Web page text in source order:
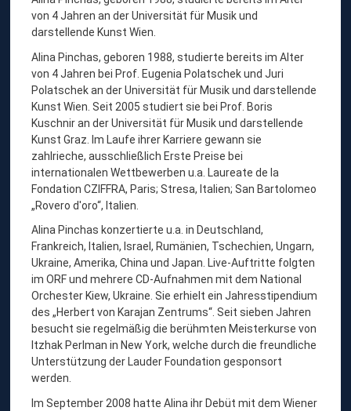
N
A
P
I
N
C
H
A
S
,
V
I
O
L
I
N
E
von 4 Jahren an der Universität für Musik und
darstellende Kunst Wien.
Alina Pinchas, geboren 1988, studierte bereits im Alter
von 4 Jahren bei Prof. Eugenia Polatschek und Juri
Polatschek an der Universität für Musik und darstellende
Kunst Wien. Seit 2005 studiert sie bei Prof. Boris
Kuschnir an der Universität für Musik und darstellende
Kunst Graz. Im Laufe ihrer Karriere gewann sie
zahlrieche, ausschließlich Erste Preise bei
internationalen Wettbewerben u.a. Laureate de la
Fondation CZIFFRA, Paris; Stresa, Italien; San Bartolomeo
„Rovero d'oro“, Italien.
Alina Pinchas konzertierte u.a. in Deutschland,
Frankreich, Italien, Israel, Rumänien, Tschechien, Ungarn,
Ukraine, Amerika, China und Japan. Live-Auftritte folgten
im ORF und mehrere CD-Aufnahmen mit dem National
Orchester Kiew, Ukraine. Sie erhielt ein Jahresstipendium
des „Herbert von Karajan Zentrums“. Seit sieben Jahren
besucht sie regelmäßig die berühmten Meisterkurse von
Itzhak Perlman in New York, welche durch die freundliche
Unterstützung der Lauder Foundation gesponsort
werden.
Im September 2008 hatte Alina ihr Debüt mit dem Wiener